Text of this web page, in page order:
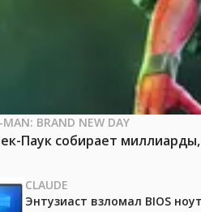
MAN: BRAND NEW DAY
Паук собирает
CLAUDE
Энтузиаст взломал BIOS